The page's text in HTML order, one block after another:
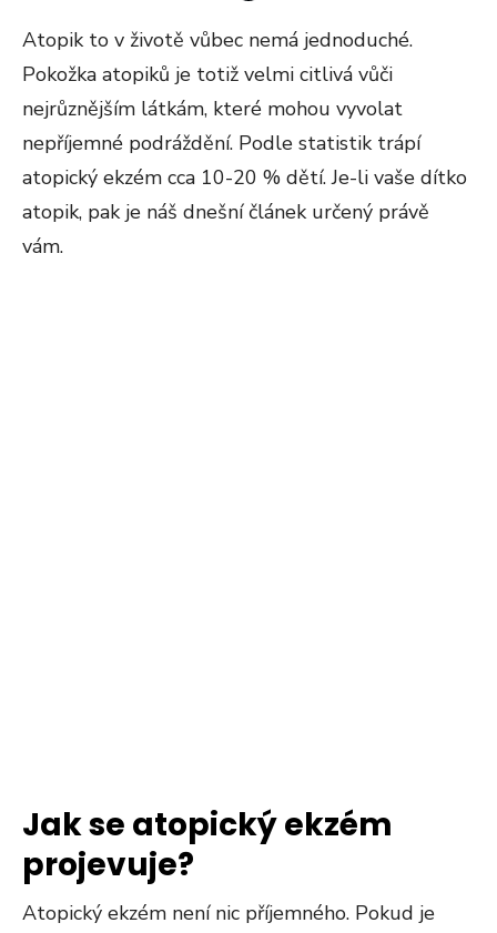
Atopik to v životě vůbec nemá jednoduché.
Pokožka atopiků je totiž velmi citlivá vůči
nejrůznějším látkám, které mohou vyvolat
nepříjemné podráždění. Podle statistik trápí
atopický ekzém cca 10-20 % dětí. Je-li vaše dítko
atopik, pak je náš dnešní článek určený právě
vám.
Jak se atopický ekzém
projevuje?
Atopický ekzém není nic příjemného. Pokud je